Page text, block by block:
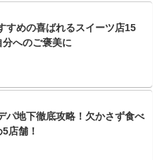
すめの喜ばれるスイーツ店15
へのご褒美に
パ地下徹底攻略！欠かさず食べ
店舗！